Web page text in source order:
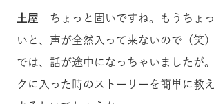
土屋 ちょっと固いですね。もうちょ
いと、声が全然入って来ないので（笑）
では、話が途中になっちゃいましたが
クに入った時のストーリーを簡単に教